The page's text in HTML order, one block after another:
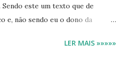
este um texto que de
e, não sendo eu o dono da
solicitei o apoio do chefe
LER MAIS »»»»»